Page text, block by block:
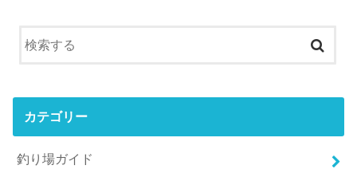
カテゴリー
釣り場ガイド